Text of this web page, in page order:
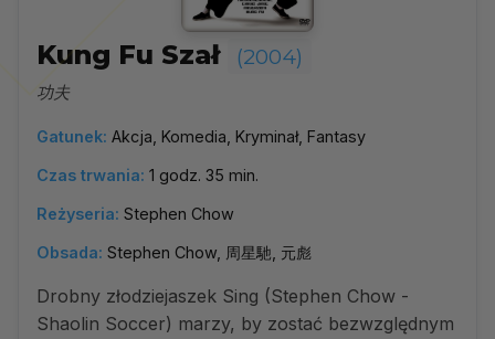
Kung Fu Szał (2004)
功夫
Gatunek: Akcja, Komedia, Kryminał, Fantasy
Czas trwania: 1 godz. 35 min.
Reżyseria: Stephen Chow
Obsada: Stephen Chow, 周星馳, 元彪
Drobny złodziejaszek Sing (Stephen Chow -
Shaolin Soccer) marzy, by zostać bezwzględnym